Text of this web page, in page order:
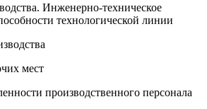
Инженерно-техническое
технологической линии
производства
рабочих мест
производственного персонала